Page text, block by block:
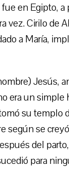
en Egipto,
vez. Cirilo de
a María,
Jesús,
era un
su templo
según se
del
para